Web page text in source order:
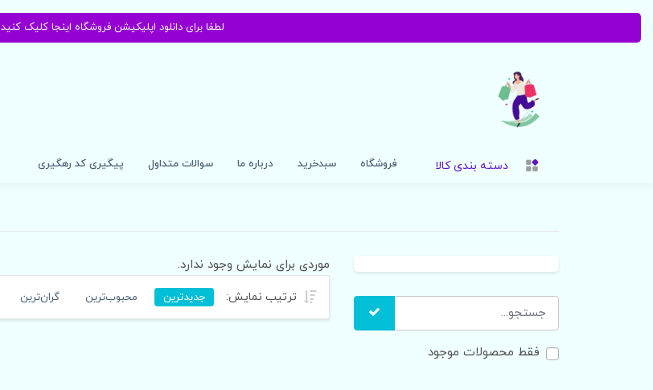
لطفا برای دانلود اپلیکیشن فروشگاه اینجا کلیک کنید
دسته بندی کالا فروشگاه سبدخرید درباره ما سوالات متداول پیگیری کد رهگیری
فقط محصولات موجود
موردی برای نمایش وجود ندارد.
ترتیب نمایش: جدیدترین محبوب‌ترین گران‌ترین